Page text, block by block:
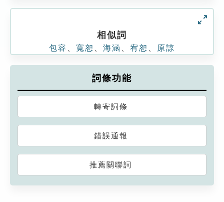
相似詞
包容 寬恕 海涵 宥恕 原諒
詞條功能
轉寄詞條
錯誤通報
推薦關聯詞